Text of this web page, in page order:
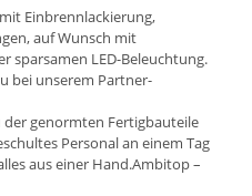
Einbrennlackierung,
auf Wunsch mit
sparsamen LED-Beleuchtung.
bei unserem Partner-
der genormten Fertigbauteile
Personal an einem Tag
aus einer Hand.Ambitop –